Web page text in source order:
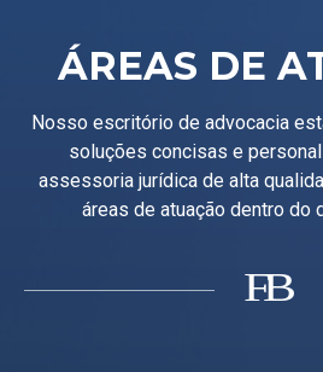
ÁREAS DE
Nosso escritório de advocacia
soluções concisas e
assessoria jurídica de alta
áreas de atuação dentro do
FB